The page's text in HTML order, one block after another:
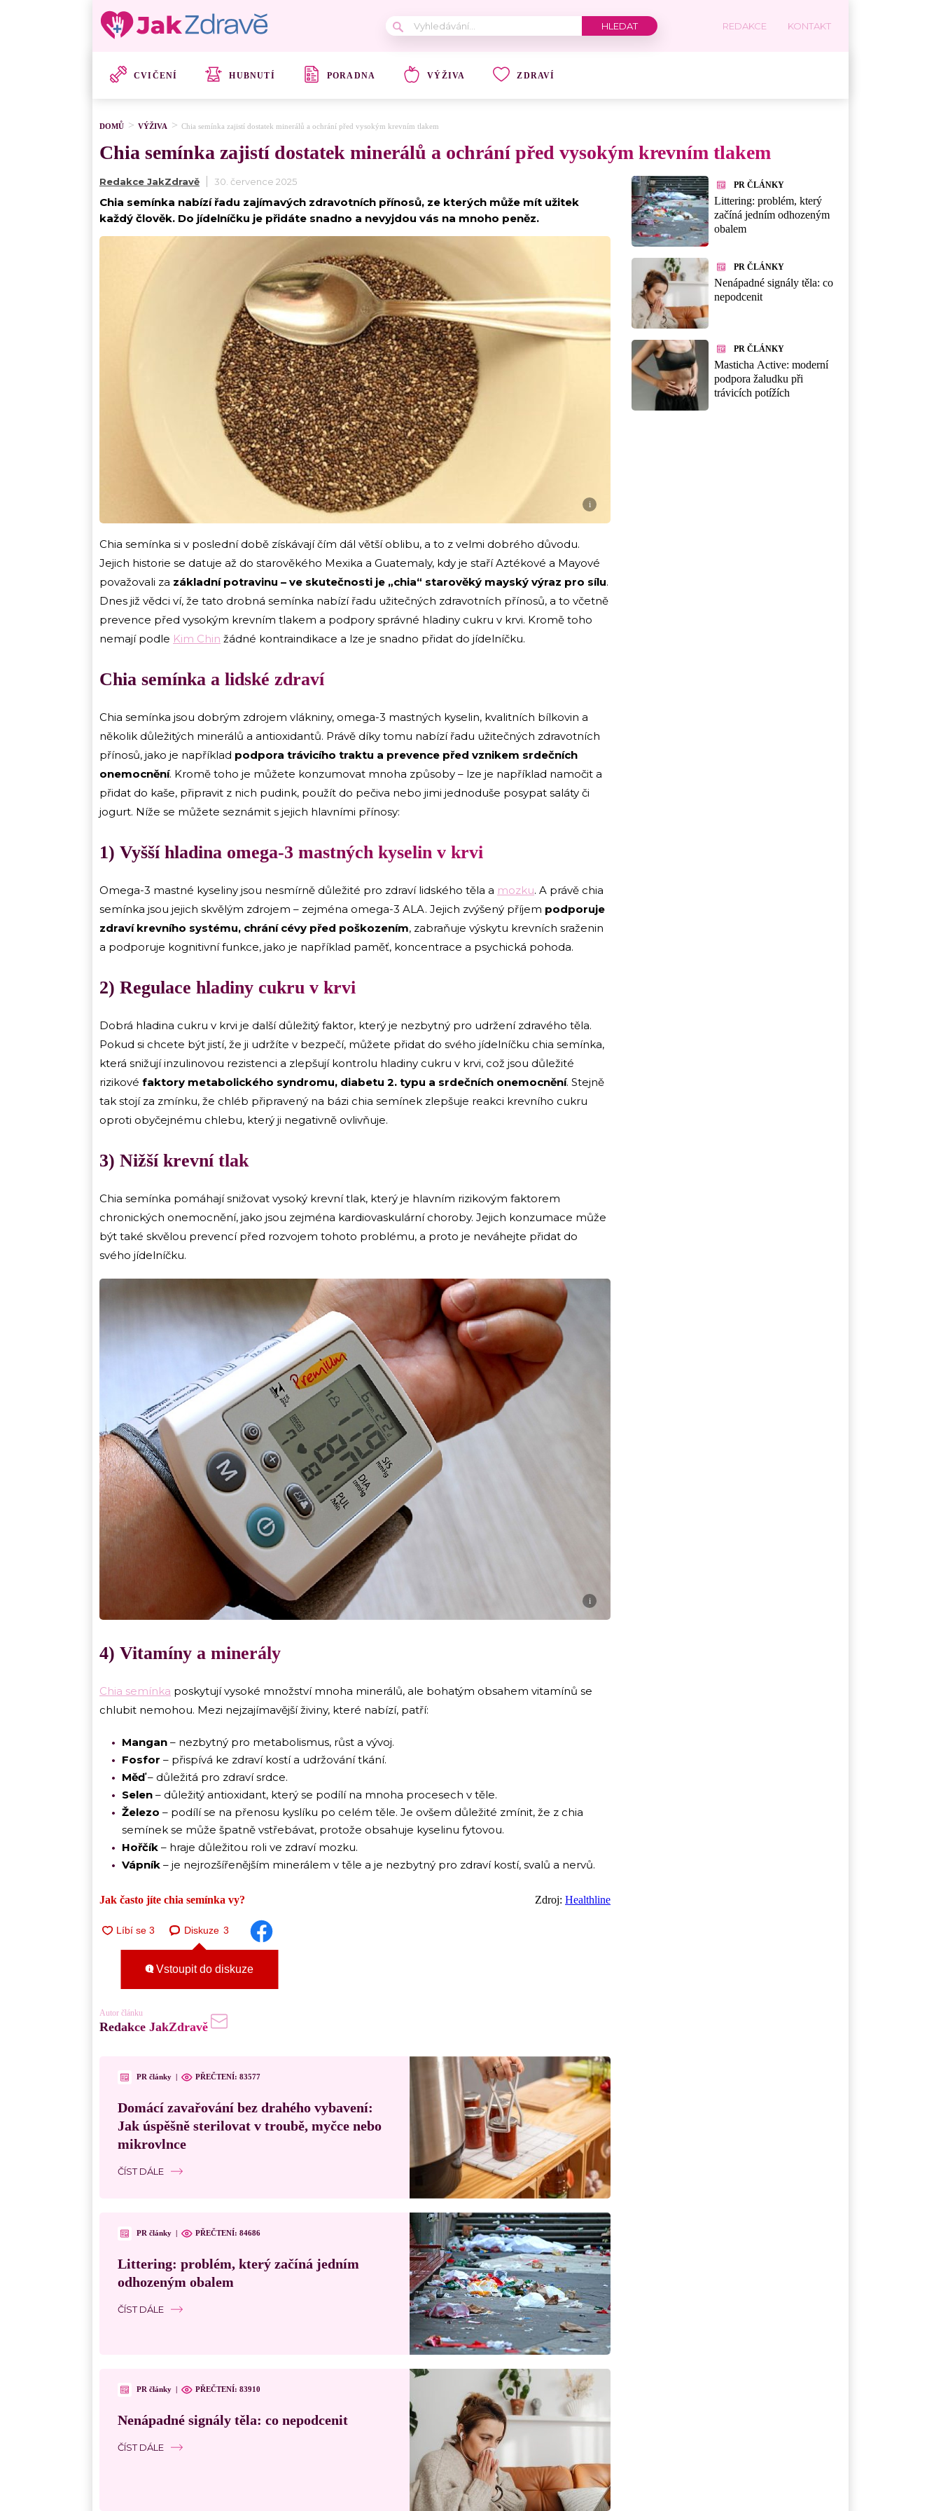
REDAKCE KONTAKT
CVIČENÍ HUBNUTÍ PORADNA VÝŽIVA ZDRAVÍ
DOMŮ VÝŽIVA Chia semínka zajistí dostatek minerálů a ochrání před vysokým krevním tlakem
Chia semínka zajistí dostatek minerálů a ochrání před vysokým krevním tlakem
Redakce JakZdravě 30. července 2025
Chia semínka nabízí řadu zajímavých zdravotních přínosů, ze kterých může mít užitek
každý člověk. Do jídelníčku je přidáte snadno a nevyjdou vás na mnoho peněz.
i
Chia semínka si v poslední době získávají čím dál větší oblibu, a to z velmi dobrého důvodu.
Jejich historie se datuje až do starověkého Mexika a Guatemaly, kdy je staří Aztékové a Mayové
považovali za základní potravinu – ve skutečnosti je „chia“ starověký mayský výraz pro sílu.
Dnes již vědci ví, že tato drobná semínka nabízí řadu užitečných zdravotních přínosů, a to včetně
prevence před vysokým krevním tlakem a podpory správné hladiny cukru v krvi. Kromě toho
nemají podle Kim Chin žádné kontraindikace a lze je snadno přidat do jídelníčku.
Chia semínka a lidské zdraví
Chia semínka jsou dobrým zdrojem vlákniny, omega-3 mastných kyselin, kvalitních bílkovin a
několik důležitých minerálů a antioxidantů. Právě díky tomu nabízí řadu užitečných zdravotních
přínosů, jako je například podpora trávicího traktu a prevence před vznikem srdečních
onemocnění. Kromě toho je můžete konzumovat mnoha způsoby – lze je například namočit a
přidat do kaše, připravit z nich pudink, použít do pečiva nebo jimi jednoduše posypat saláty či
jogurt. Níže se můžete seznámit s jejich hlavními přínosy:
1) Vyšší hladina omega-3 mastných kyselin v krvi
Omega-3 mastné kyseliny jsou nesmírně důležité pro zdraví lidského těla a mozku. A právě chia
semínka jsou jejich skvělým zdrojem – zejména omega-3 ALA. Jejich zvýšený příjem podporuje
zdraví krevního systému, chrání cévy před poškozením, zabraňuje výskytu krevních sraženin
a podporuje kognitivní funkce, jako je například paměť, koncentrace a psychická pohoda.
2) Regulace hladiny cukru v krvi
Dobrá hladina cukru v krvi je další důležitý faktor, který je nezbytný pro udržení zdravého těla.
Pokud si chcete být jistí, že ji udržíte v bezpečí, můžete přidat do svého jídelníčku chia semínka,
která snižují inzulinovou rezistenci a zlepšují kontrolu hladiny cukru v krvi, což jsou důležité
rizikové faktory metabolického syndromu, diabetu 2. typu a srdečních onemocnění. Stejně
tak stojí za zmínku, že chléb připravený na bázi chia semínek zlepšuje reakci krevního cukru
oproti obyčejnému chlebu, který ji negativně ovlivňuje.
3) Nižší krevní tlak
Chia semínka pomáhají snižovat vysoký krevní tlak, který je hlavním rizikovým faktorem
chronických onemocnění, jako jsou zejména kardiovaskulární choroby. Jejich konzumace může
být také skvělou prevencí před rozvojem tohoto problému, a proto je neváhejte přidat do
svého jídelníčku.
i
4) Vitamíny a minerály
Chia semínka poskytují vysoké množství mnoha minerálů, ale bohatým obsahem vitamínů se
chlubit nemohou. Mezi nejzajímavější živiny, které nabízí, patří:
Mangan – nezbytný pro metabolismus, růst a vývoj.
Fosfor – přispívá ke zdraví kostí a udržování tkání.
Měď– důležitá pro zdraví srdce.
Selen – důležitý antioxidant, který se podílí na mnoha procesech v těle.
Železo – podílí se na přenosu kyslíku po celém těle. Je ovšem důležité zmínit, že z chia
semínek se může špatně vstřebávat, protože obsahuje kyselinu fytovou.
Hořčík – hraje důležitou roli ve zdraví mozku.
Vápník – je nejrozšířenějším minerálem v těle a je nezbytný pro zdraví kostí, svalů a nervů.
Jak často jíte chia semínka vy? Zdroj: Healthline
Diskuze 3
Vstoupit do diskuze
Autor článku
Redakce JakZdravě
PR články PŘEČTENÍ: 83577
Domácí zavařování bez drahého vybavení:
Jak úspěšně sterilovat v troubě, myčce nebo
mikrovlnce
ČÍST DÁLE
PR články PŘEČTENÍ: 84686
Littering: problém, který začíná jedním
odhozeným obalem
ČÍST DÁLE
PR články PŘEČTENÍ: 83910
Nenápadné signály těla: co nepodcenit
ČÍST DÁLE
PR ČLÁNKY
Littering: problém, který
začíná jedním odhozeným
obalem
PR ČLÁNKY
Nenápadné signály těla: co
nepodcenit
PR ČLÁNKY
Masticha Active: moderní
podpora žaludku při
trávicích potížích